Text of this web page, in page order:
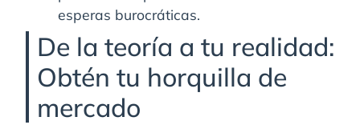
esperas burocráticas.
De la teoría a tu realidad:
Obtén tu horquilla de
mercado